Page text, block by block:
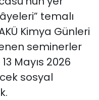
temalı
Kimya Günleri
seminerler
Mayıs 2026
sosyal